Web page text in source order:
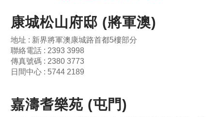
康城松山府邸 (將軍澳)
地址 : 新界將軍澳康城路首都5樓部分
聯絡電話 : 2393 3998
傳真號碼 : 2380 3773
日間中心 : 5744 2189
嘉濤耆樂苑 (屯門)